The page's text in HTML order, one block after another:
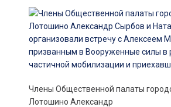
Члены Общественной палаты
Лотошино Александр